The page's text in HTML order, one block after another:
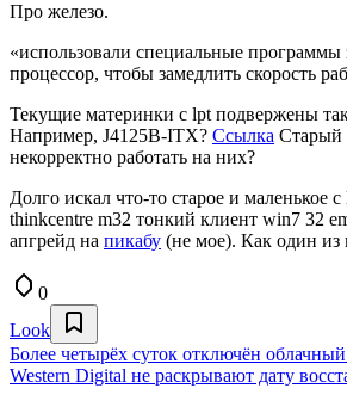
Про железо.
«использовали специальные
процессор, чтобы замедлить скорость
Текущие материнки с lpt подвержены
Например, J4125B-ITX? Ссылка Старый
некорректно работать на них?
Долго искал что-то старое и маленькое
thinkcentre m32 тонкий клиент win7 32
апгрейд на пикабу (не мое). Как один из
0
Look
Более четырёх суток отключён
Western Digital не раскрывают дату